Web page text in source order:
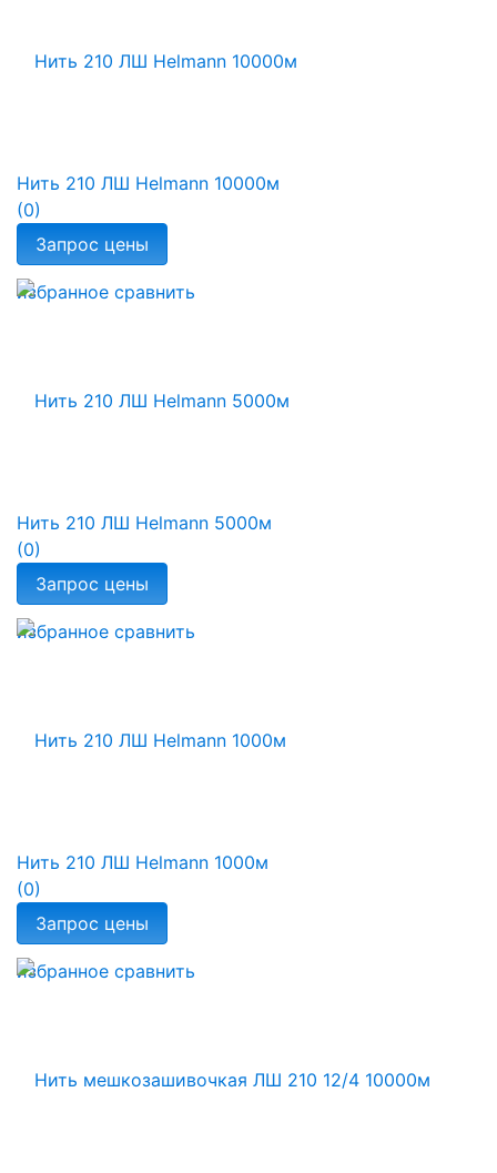
избранное сравнить
Нить 210 ЛШ Helmann 10000м
(0)
избранное сравнить
Нить 210 ЛШ Helmann 5000м
(0)
избранное сравнить
Нить 210 ЛШ Helmann 1000м
(0)